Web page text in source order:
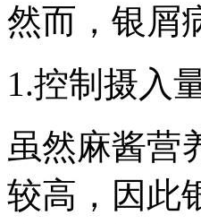
然而，银屑
1.控制摄入
虽然麻酱营
较高，因此